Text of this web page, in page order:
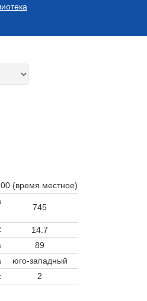
(время местное)
745
14.7
89
юго-западный
2